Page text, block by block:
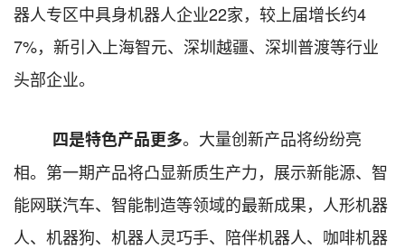
器人专区中具身机器人企业22家， 较上届增长约4
7%， 新引入上海智元、深圳越疆、深圳普渡等行业
头部企业。
四是特色产品更多。大量创新产品将纷纷亮
相。第一期产品将凸显新质生产力，展示新能源、智
能网联汽车、智能制造等领域的最新成果，人形机器
人、机器狗、机器人灵巧手、陪伴机器人、咖啡机器